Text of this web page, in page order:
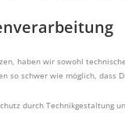
haben wir sowohl
so schwer wie möglich,
durch Technikgestaltung